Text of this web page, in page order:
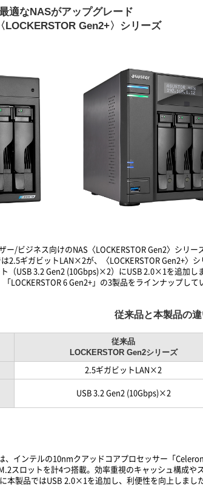
適なNASがアップグレード
Gen2+〉シリーズ
ー/ビジネス向けのNAS〈LOCKERSTOR Gen2〉シリ
は2.5ギガビットLAN×2が、〈LOCKERSTOR Gen2+
（USB 3.2 Gen2 (10Gbps)×2）にUSB 2.0×1を追加し
LOCKERSTOR 6 Gen2+」の3製品をラインナップして
従来品と本製品の
従来品
LOCKERSTOR Gen2シリーズ
2.5ギガビットLAN×2
USB 3.2 Gen2 (10Gbps)×2
は、インテルの10nmクアッドコアプロセッサー「
スロットを計4つ搭載。効率重視のキャッシュ構成
本製品ではUSB 2.0×1を追加し、利便性を向上しました